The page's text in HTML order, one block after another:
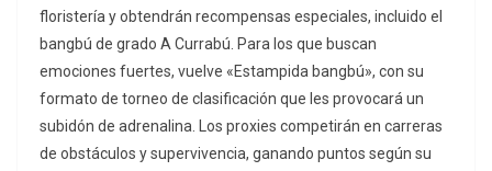
floristería y obtendrán recompensas especiales, incluido el
bangbú de grado A Currabú. Para los que buscan
emociones fuertes, vuelve «Estampida bangbú», con su
formato de torneo de clasificación que les provocará un
subidón de adrenalina. Los proxies competirán en carreras
de obstáculos y supervivencia, ganando puntos según su